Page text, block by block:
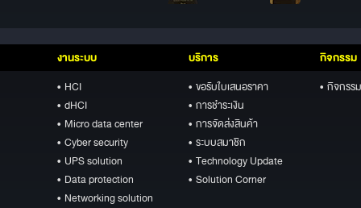
งานระบบ
• HCI
• dHCI
• Micro data center
• Cyber security
• UPS solution
• Data protection
• Networking solution
บริการ
• ขอรับใบเสนอราคา
• การชำระเงิน
• การจัดส่งสินค้า
• ระบบสมาชิก
• Technology Update
• Solution Corner
กิจกรรม
• กิจกรร